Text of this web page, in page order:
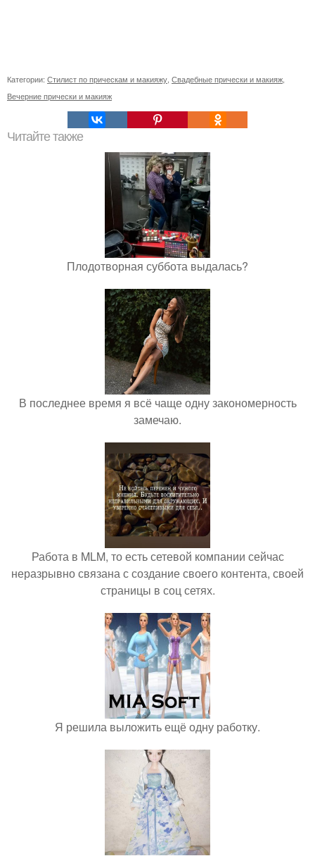
Категории: Стилист по прическам и макияжу Свадебные прически и макияж
Вечерние прически и макияж
Читайте также
Плодотворная суббота выдалась?
В последнее время я всё чаще одну закономерность
замечаю.
Работа в MLM, то есть сетевой компании сейчас
неразрывно связана с создание своего контента, своей
страницы в соц сетях.
Я решила выложить ещё одну работку.